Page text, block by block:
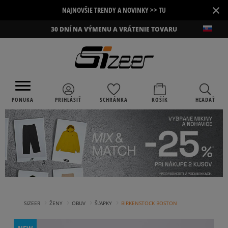
NAJNOVŠIE TRENDY A NOVINKY >> TU ×
30 DNÍ NA VÝMENU A VRÁTENIE TOVARU
PONUKA PRIHLÁSIŤ SCHRÁNKA KOŠÍK HĽADAŤ
SIZEER ŽENY OBUV ŠĽAPKY BIRKENSTOCK BOSTON